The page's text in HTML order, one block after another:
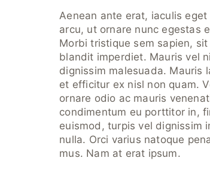
Aenean ante erat, iaculis
arcu, ut ornare nunc egestas
Morbi tristique sem sapien,
blandit imperdiet. Mauris vel
dignissim malesuada. Mauris
et efficitur ex nisl non quam.
ornare odio ac mauris
condimentum eu porttitor in,
euismod, turpis vel dignissim
nulla. Orci varius natoque
mus. Nam at erat ipsum.